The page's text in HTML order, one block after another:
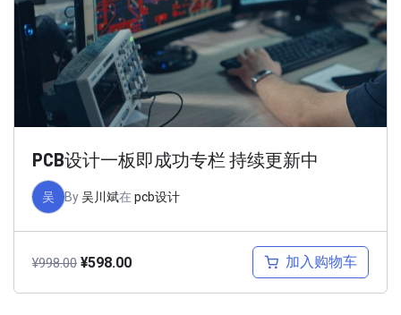
PCB设计一板即成功专栏 持续更新中
吴 By吴川斌在 pcb设计
¥998.00 ¥598.00 加入购物车